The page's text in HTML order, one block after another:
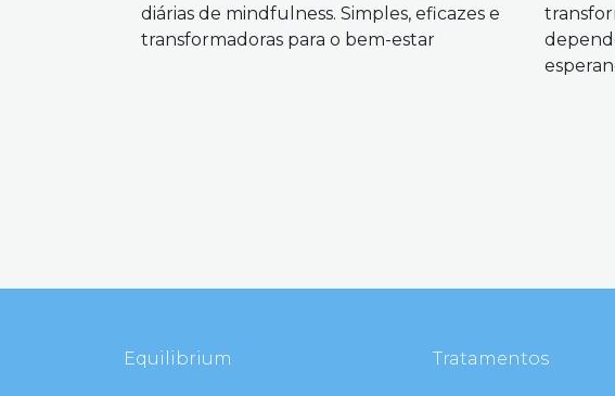
diárias de mindfulness. Simples, eficazes e
transformadoras para o bem-estar
Equilibrium Tratamentos